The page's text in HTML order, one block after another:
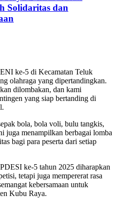
Solidaritas dan
ke-5 di Kecamatan Teluk
olahraga yang dipertandingkan.
dilombakan, dan kami
yang siap bertanding di
bola, bola voli, bulu tangkis,
juga menampilkan berbagai lomba
bagi para peserta dari setiap
ke-5 tahun 2025 diharapkan
tetapi juga mempererat rasa
kebersamaan untuk
Kubu Raya.